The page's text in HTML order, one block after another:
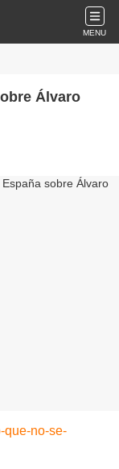
MENU
Álvaro
que-no-se-